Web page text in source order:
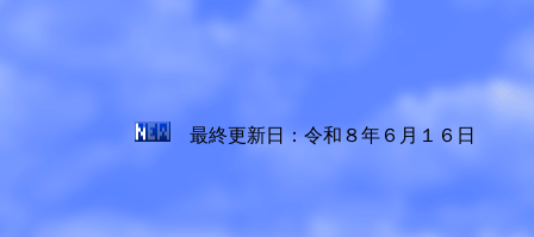
最終更新日：令和８年６月１６日